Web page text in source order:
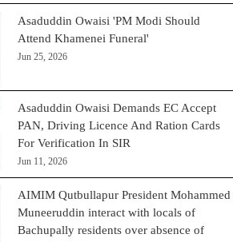
Asaduddin Owaisi 'PM Modi Should
Attend Khamenei Funeral'
Jun 25, 2026
Asaduddin Owaisi Demands EC Accept
PAN, Driving Licence And Ration Cards
For Verification In SIR
Jun 11, 2026
AIMIM Qutbullapur President Mohammed
Muneeruddin interact with locals of
Bachupally residents over absence of